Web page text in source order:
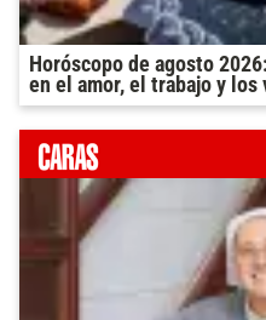
Horóscopo de agosto
en el amor, el trabajo y los